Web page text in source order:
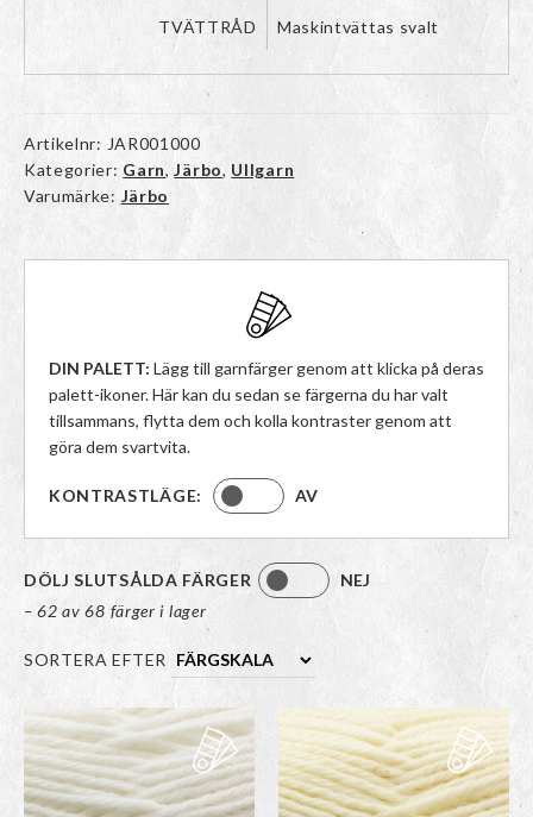
TVÄTTRÅD Maskintvättas svalt
Artikelnr: JAR001000
Kategorier: Garn,Järbo, Ullgarn
Varumärke: Järbo
DIN PALETT: Lägg till garnfärger genom att klicka på deras
palett-ikoner. Här kan du sedan se färgerna du har valt
tillsammans, flytta dem och kolla kontraster genom att
göra dem svartvita.
KONTRASTLÄGE: AV
DÖLJ SLUTSÅLDA FÄRGER
NEJ
– 62 av 68 färger i lager
SORTERA EFTER